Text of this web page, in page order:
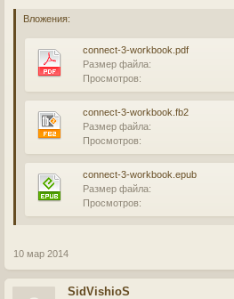
Вложения:
connect-3-workbook.pdf
Размер файла:
Просмотров:
connect-3-workbook.fb2
Размер файла:
Просмотров:
connect-3-workbook.epub
Размер файла:
Просмотров:
10 мар 2014
SidVishioS